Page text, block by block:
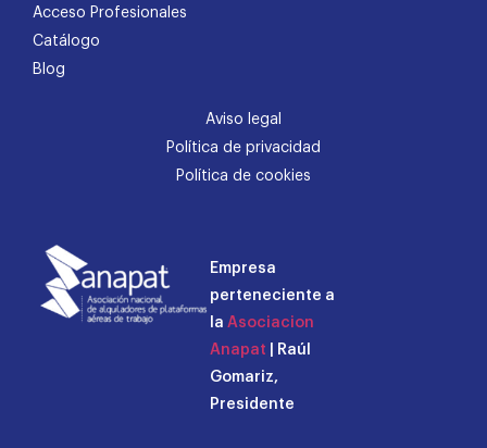
Acceso Profesionales
Catálogo
Blog
Aviso legal
Política de privacidad
Política de cookies
Empresa
perteneciente a
la Asociacion
Anapat | Raúl
Gomariz,
Presidente